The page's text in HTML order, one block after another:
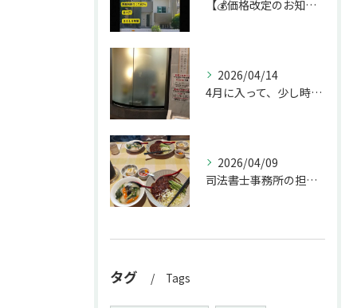
【💰価格改定のお知らせ】
2026/04/14
4月に入って、少し時間ができたのでお墓参りへ。
2026/04/09
司法書士事務所の担当者が来訪されたので、会社から徒歩圏内の「...
タグ Tags